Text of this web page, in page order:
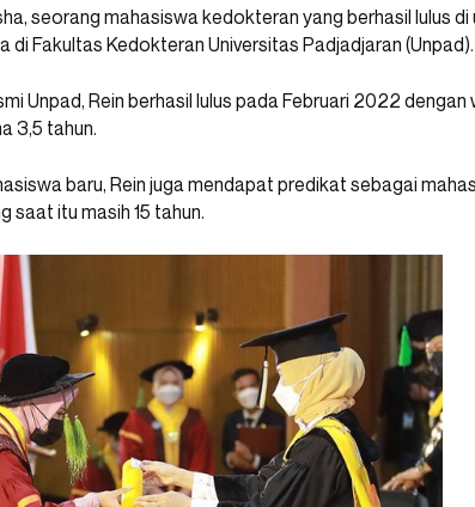
seorang mahasiswa kedokteran yang berhasil lulus di
di Fakultas Kedokteran Universitas Padjadjaran (Unpad).
Unpad, Rein berhasil lulus pada Februari 2022
3,5 tahun.
baru, Rein juga mendapat predikat sebagai
saat itu masih 15 tahun.